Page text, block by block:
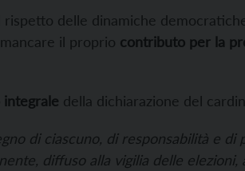
rispetto delle dinamiche
il proprio contributo per la
integrale della dichiarazione del
di ciascuno, di responsabilità e di
diffuso alla vigilia delle